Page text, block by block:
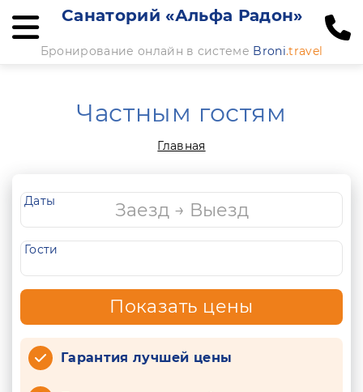
Санаторий «Альфа Радон»
Бронирование онлайн в системе Broni.travel
Частным гостям
Главная
Даты
Гости
Показать цены
Гарантия лучшей цены